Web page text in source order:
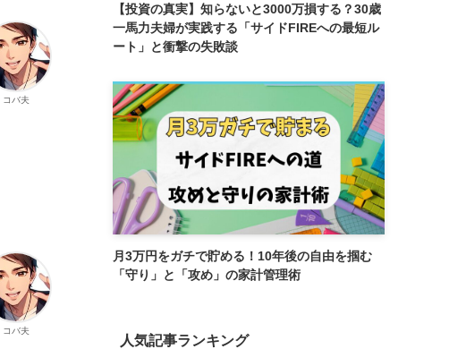
コバ夫
コバ夫
【投資の真実】知らないと3000万損する？30歳
一馬力夫婦が実践する「サイドFIREへの最短ル
ート」と衝撃の失敗談
月3万円をガチで貯める！10年後の自由を掴む
「守り」と「攻め」の家計管理術
人気記事ランキング